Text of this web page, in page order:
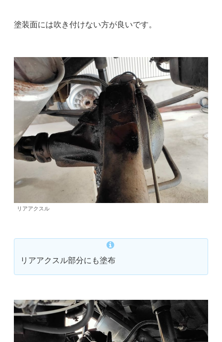
塗装面には吹き付けない方が良いです。
リアアクスル
リアアクスル部分にも塗布